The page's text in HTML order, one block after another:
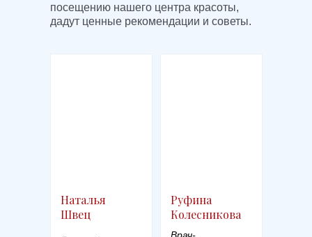
посещению нашего центра красоты,
дадут ценные рекомендации и советы.
Наталья
Швец
Руфина
Колесникова